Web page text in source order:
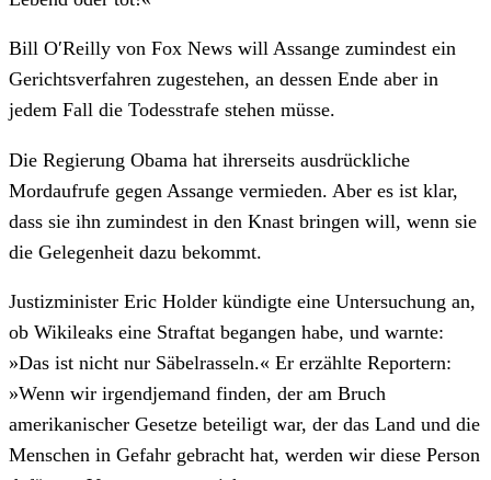
Bill OʹReilly von Fox News will Assange zumindest ein
Gerichtsverfahren zugestehen, an dessen Ende aber in
jedem Fall die Todesstrafe stehen müsse.
Die Regierung Obama hat ihrerseits ausdrückliche
Mordaufrufe gegen Assange vermieden. Aber es ist klar,
dass sie ihn zumindest in den Knast bringen will, wenn sie
die Gelegenheit dazu bekommt.
Justizminister Eric Holder kündigte eine Untersuchung an,
ob Wikileaks eine Straftat begangen habe, und warnte:
»Das ist nicht nur Säbelrasseln.« Er erzählte Reportern:
»Wenn wir irgendjemand finden, der am Bruch
amerikanischer Gesetze beteiligt war, der das Land und die
Menschen in Gefahr gebracht hat, werden wir diese Person